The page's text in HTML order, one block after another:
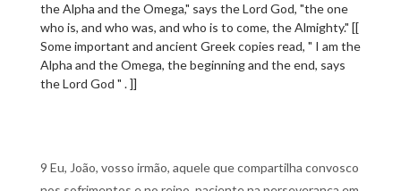
the Alpha and the Omega," says the Lord God, "the one
who is, and who was, and who is to come, the Almighty." [[
Some important and ancient Greek copies read, " I am the
Alpha and the Omega, the beginning and the end, says
the Lord God " . ]]
9 Eu, João, vosso irmão, aquele que compartilha convosco